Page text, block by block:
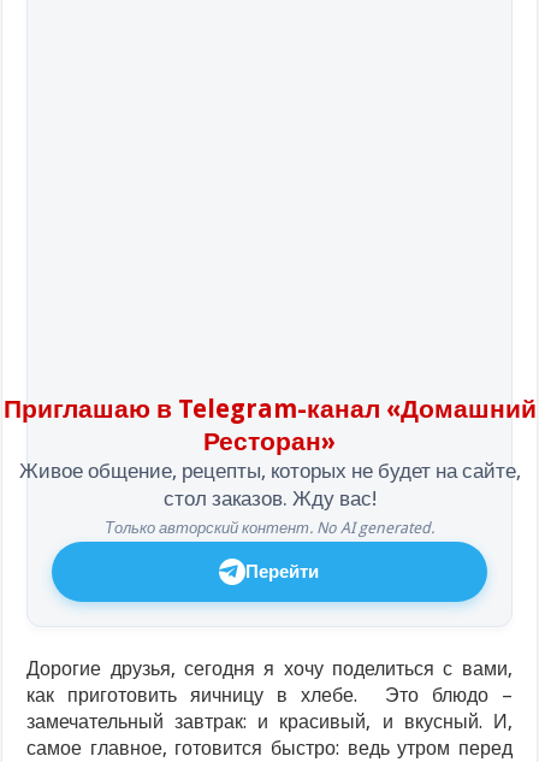
Приглашаю в Telegram-канал «Домашний
Ресторан»
Живое общение, рецепты, которых не будет на сайте,
стол заказов. Жду вас!
Только авторский контент. No AI generated.
Перейти
Дорогие друзья, сегодня я хочу поделиться с вами,
как приготовить яичницу в хлебе. Это блюдо –
замечательный завтрак: и красивый, и вкусный. И,
самое главное, готовится быстро: ведь утром перед